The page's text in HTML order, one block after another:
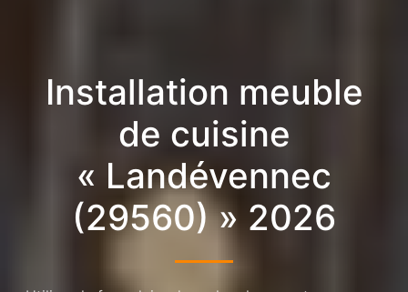
Installation meuble
de cuisine
« Landévennec
(29560) » 2026